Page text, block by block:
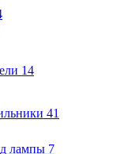
14
41
лампы 7